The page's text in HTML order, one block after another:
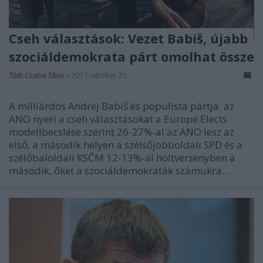
Cseh választások: Vezet Babiš, újabb
szociáldemokrata párt omolhat össze
Tóth Csaba Tibor • 2017. október 21.
A milliárdos Andrej Babiš és populista pártja az
ANO nyeri a cseh választásokat a Europe Elects
modellbecslése szerint 26-27%-al az ANO lesz az
első, a második helyen a szélsőjobboldali SPD és a
szélőbaloldali KSČM 12-13%-al holtversenyben a
második, őket a szociáldemokraták számukra…